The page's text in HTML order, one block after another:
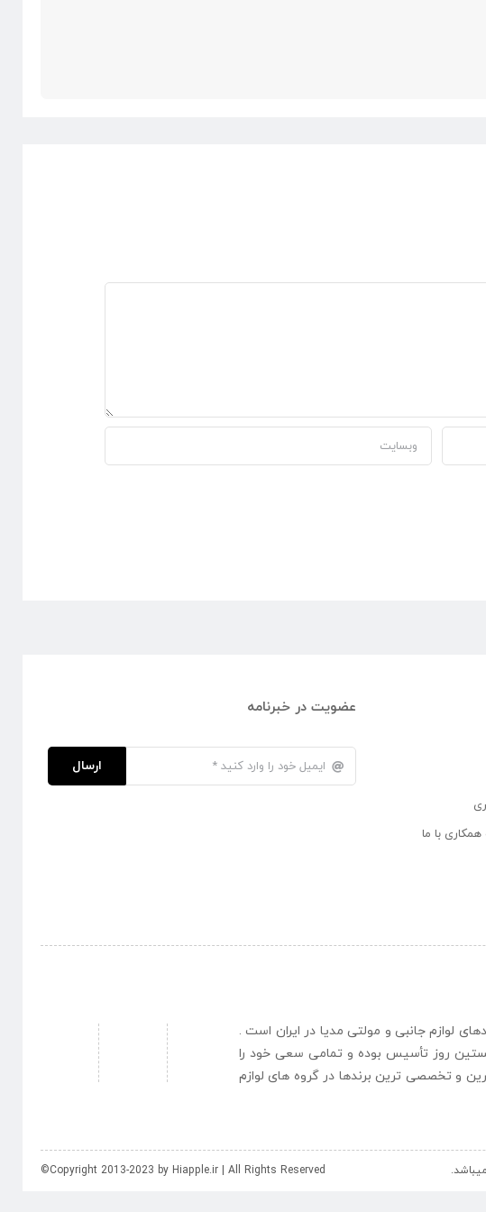
با ما
عضویت در خبرنامه
ارسال
لوازم جانبی و مولتی مدیا در ایران است .
روز تأسیس بوده و تمامی سعی خود را
و تخصصی ترین برندها در گروه های لوازم
©Copyright 2013-2023 by Hiapple.ir | All Rights Reserved